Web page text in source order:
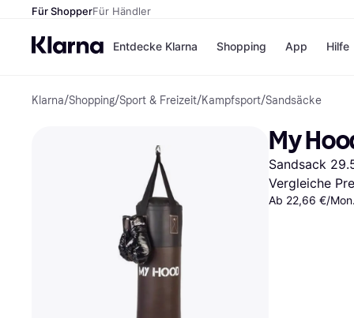
Für ShopperFür Händler
Entdecke Klarna
Zahlungsmethoden
Sofort bezahlen
Bezahle in 3
Teilzahlungen
Bezahle in bis zu 30
Shopping
Shops
eBay
Temu
SHEIN
App Hilfe
Klarna/Shopping/Sport & Freizeit/Kampfsport/Sandsäcke
My
Sandsack
Vergleiche
Ab 22,66 €/